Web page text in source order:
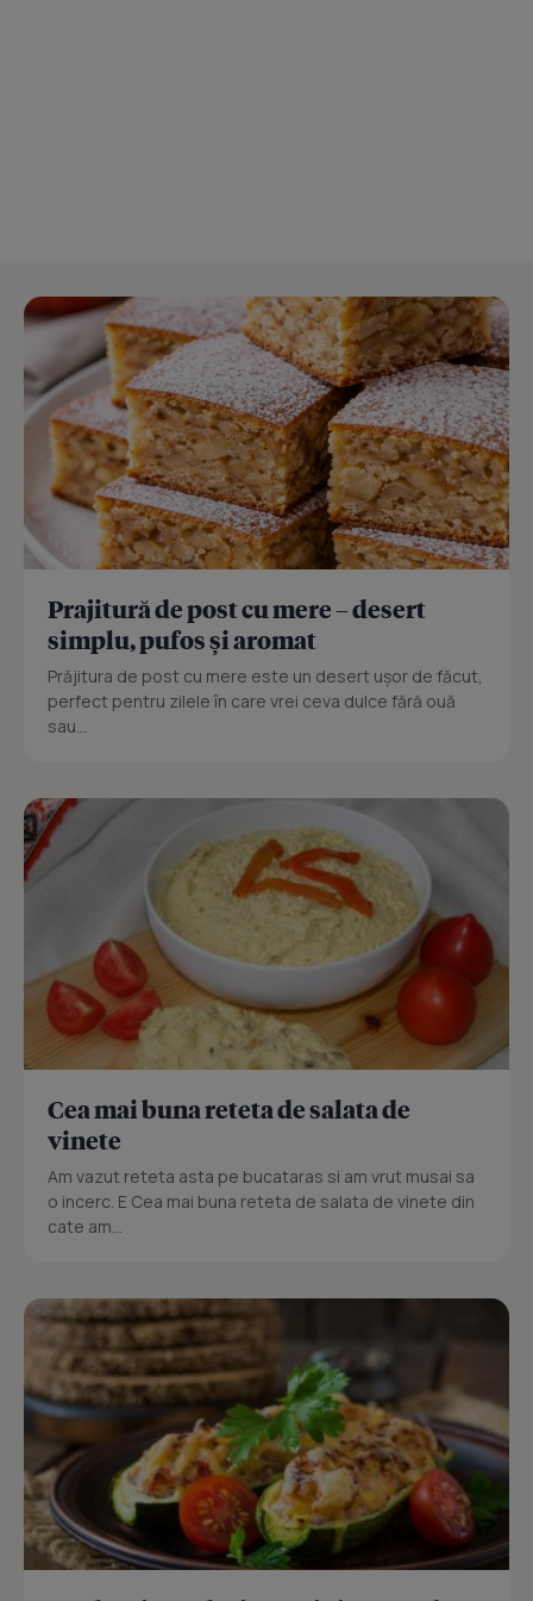
Prajitură de post cu mere – desert
simplu, pufos și aromat
Prăjitura de post cu mere este un desert ușor de făcut,
perfect pentru zilele în care vrei ceva dulce fără ouă
sau...
Cea mai buna reteta de salata de
vinete
Am vazut reteta asta pe bucataras si am vrut musai sa
o incerc. E Cea mai buna reteta de salata de vinete din
cate am...